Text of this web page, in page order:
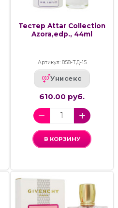
Тестер Attar Collection
Azora,edp., 44ml
Артикул: 858-ТД-15
Унисекс
610.00 руб.
В КОРЗИНУ